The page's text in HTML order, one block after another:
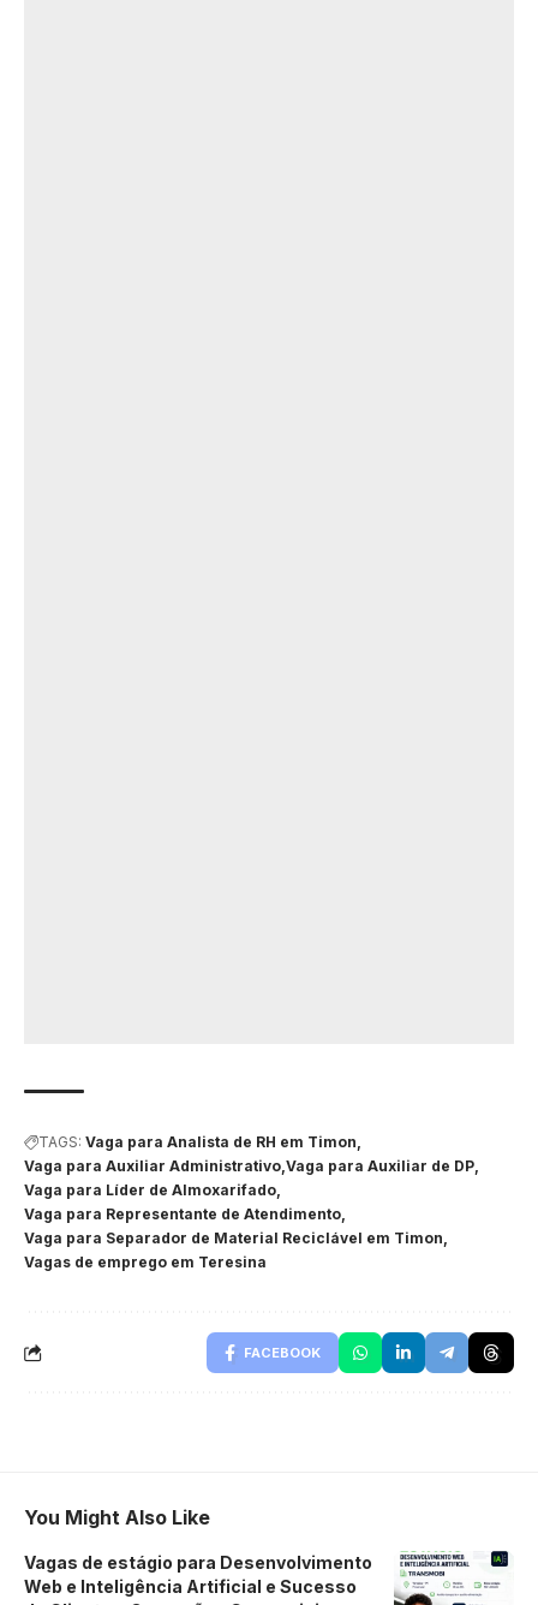
TAGS: Vaga para Analista de RH em Timon
Vaga para Auxiliar Administrativo Vaga para Auxiliar de DP
Vaga para Líder de Almoxarifado
Vaga para Representante de Atendimento
Vaga para Separador de Material Reciclável em Timon
Vagas de emprego em Teresina
FACEBOOK
You Might Also Like
Vagas de estágio para Desenvolvimento
Web e Inteligência Artificial e Sucesso